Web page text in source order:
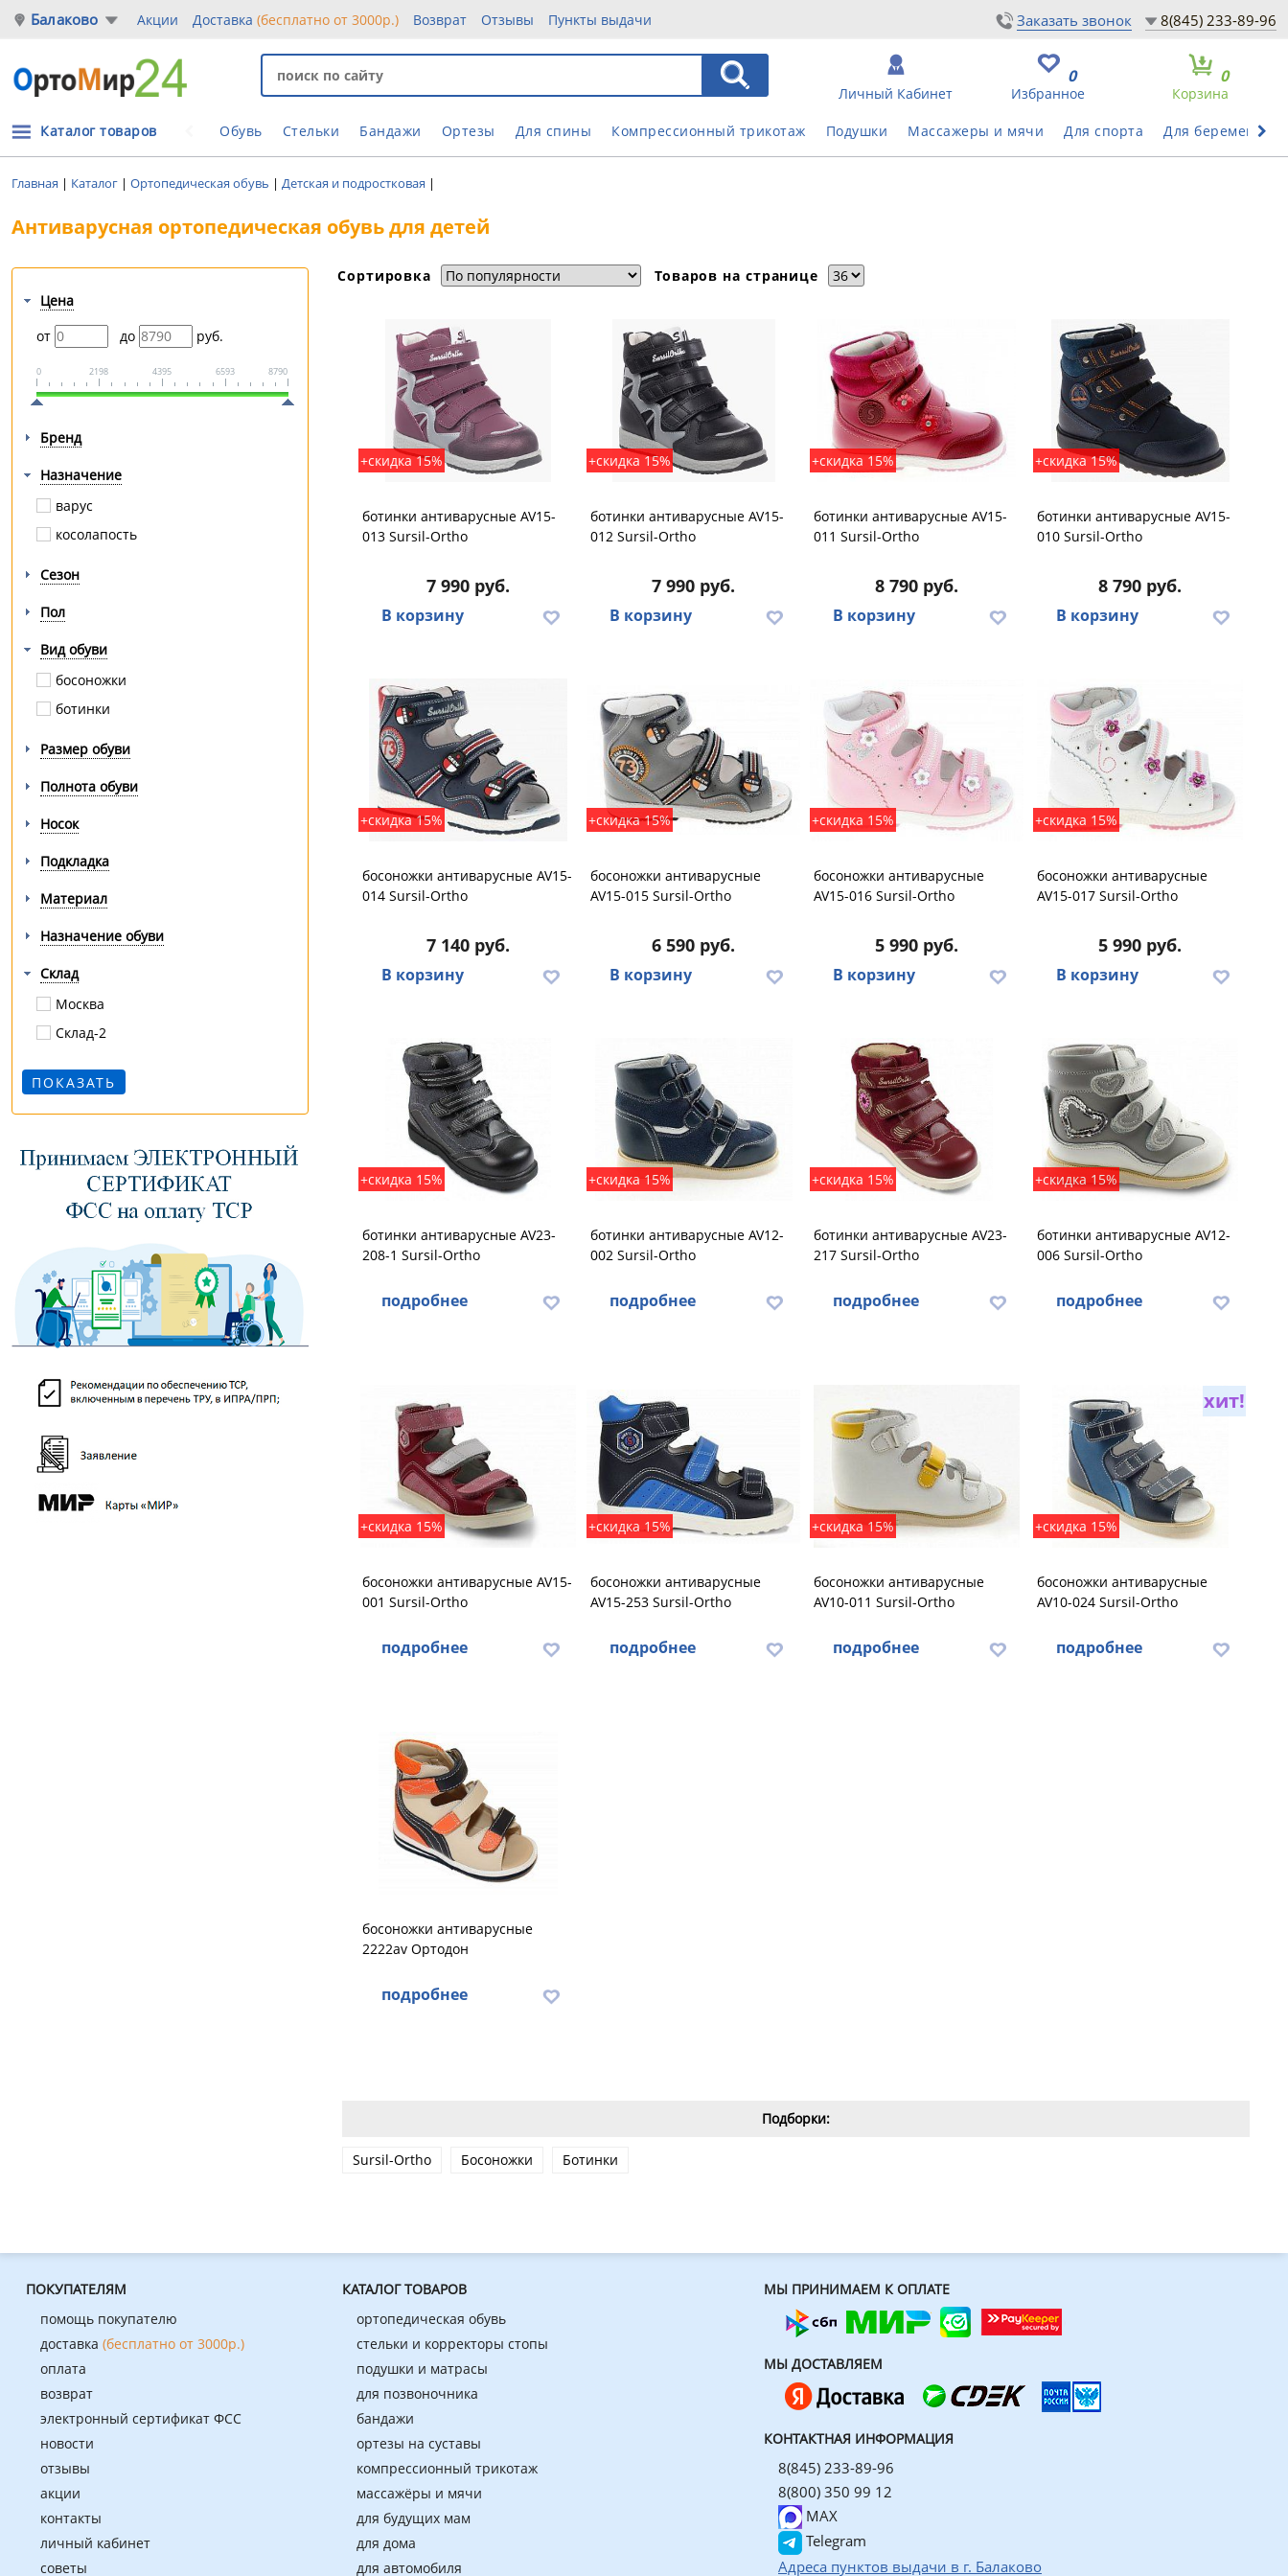
Балаково Акции Доставка (бесплатно от 3000р.) Возврат Отзывы Пункты выдачи Заказать звонок 8(845) 233-89-96
Корзина
0
Избранное
0
Личный Кабинет
Обувь Стельки Бандажи Ортезы Для спины Компрессионный трикотаж Подушки Массажеры и мячи Для спорта Для беременных
Каталог товаров
Главная | Каталог | Ортопедическая обувь | Детская и подростковая |
Антиварусная ортопедическая обувь для детей
Цена
от
до руб.
0 2198 4395 6593 8790
Бренд
Назначение
варус
косолапость
Сезон
Пол
Вид обуви
босоножки
ботинки
Размер обуви
Полнота обуви
Носок
Подкладка
Материал
Назначение обуви
Склад
Москва
Склад-2
Сортировка Товаров на странице
+скидка 15%
ботинки антиварусные AV15-
013 Sursil-Ortho
7 990 руб.
В корзину
+скидка 15%
ботинки антиварусные AV15-
012 Sursil-Ortho
7 990 руб.
В корзину
+скидка 15%
ботинки антиварусные AV15-
011 Sursil-Ortho
8 790 руб.
В корзину
+скидка 15%
ботинки антиварусные AV15-
010 Sursil-Ortho
8 790 руб.
В корзину
+скидка 15%
босоножки антиварусные AV15-
014 Sursil-Ortho
7 140 руб.
В корзину
+скидка 15%
босоножки антиварусные
AV15-015 Sursil-Ortho
6 590 руб.
В корзину
+скидка 15%
босоножки антиварусные
AV15-016 Sursil-Ortho
5 990 руб.
В корзину
+скидка 15%
босоножки антиварусные
AV15-017 Sursil-Ortho
5 990 руб.
В корзину
+скидка 15%
ботинки антиварусные AV23-
208-1 Sursil-Ortho
подробнее
+скидка 15%
ботинки антиварусные AV12-
002 Sursil-Ortho
подробнее
+скидка 15%
ботинки антиварусные AV23-
217 Sursil-Ortho
подробнее
+скидка 15%
ботинки антиварусные AV12-
006 Sursil-Ortho
подробнее
+скидка 15%
босоножки антиварусные AV15-
001 Sursil-Ortho
подробнее
+скидка 15%
босоножки антиварусные
AV15-253 Sursil-Ortho
подробнее
+скидка 15%
босоножки антиварусные
AV10-011 Sursil-Ortho
подробнее
хит!
+скидка 15%
босоножки антиварусные
AV10-024 Sursil-Ortho
подробнее
босоножки антиварусные
2222av Ортодон
подробнее
Подборки:
Sursil-Ortho Босоножки Ботинки
ПОКУПАТЕЛЯМ
помощь покупателю
доставка (бесплатно от 3000р.)
оплата
возврат
электронный сертификат ФСС
новости
отзывы
акции
контакты
личный кабинет
советы
КАТАЛОГ ТОВАРОВ
ортопедическая обувь
стельки и корректоры стопы
подушки и матрасы
для позвоночника
бандажи
ортезы на суставы
компрессионный трикотаж
массажёры и мячи
для будущих мам
для дома
для автомобиля
МЫ ПРИНИМАЕМ К ОПЛАТЕ
МЫ ДОСТАВЛЯЕМ
КОНТАКТНАЯ ИНФОРМАЦИЯ
8(845) 233-89-96
8(800) 350 99 12
MAX
Telegram
Адреса пунктов выдачи в г. Балаково